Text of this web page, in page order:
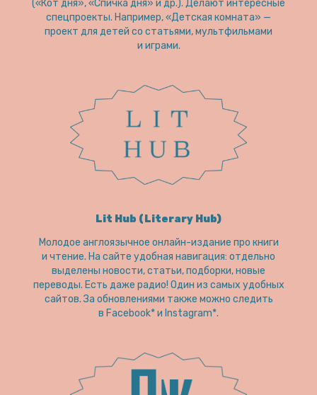
(«Кот дня», «Спичка дня» и др.). Делают интересные
спецпроекты. Например, «Детская комната» —
проект для детей со статьями, мультфильмами
и играми.
Lit Hub (Literary Hub)
Молодое англоязычное онлайн-издание про книги
и чтение. На сайте удобная навигация: отдельно
выделены новости, статьи, подборки, новые
переводы. Есть даже радио! Один из самых удобных
сайтов. За обновлениями также можно следить
в Facebook* и Instagram*.